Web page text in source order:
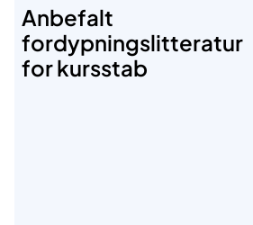
Anbefalt
fordypningslitteratur
for kursstab